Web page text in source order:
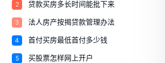
2 贷款买房多长时间能批下来
3 法人房产按揭贷款管理办法
4 首付买房最低首付多少钱
5 买股票怎样网上开户